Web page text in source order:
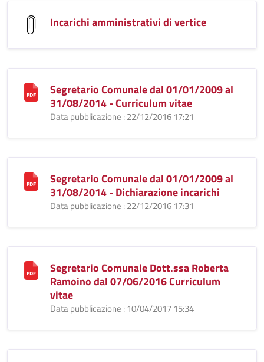
Incarichi amministrativi di vertice
Segretario Comunale dal 01/01/2009 al
31/08/2014 - Curriculum vitae
Data pubblicazione : 22/12/2016 17:21
Segretario Comunale dal 01/01/2009 al
31/08/2014 - Dichiarazione incarichi
Data pubblicazione : 22/12/2016 17:31
Segretario Comunale Dott.ssa Roberta
Ramoino dal 07/06/2016 Curriculum
vitae
Data pubblicazione : 10/04/2017 15:34